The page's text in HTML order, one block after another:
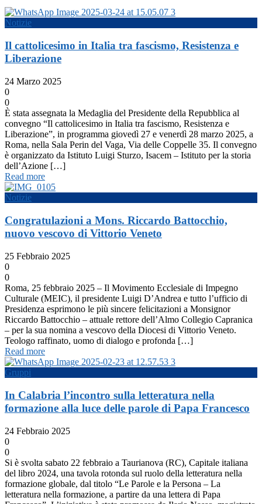
Notizie
Il cattolicesimo in Italia tra fascismo, Resistenza e
Liberazione
24 Marzo 2025
0
0
È stata assegnata la Medaglia del Presidente della Repubblica al
convegno “Il cattolicesimo in Italia tra fascismo, Resistenza e
Liberazione”, in programma giovedì 27 e venerdì 28 marzo 2025, a
Roma, nella Sala Perin del Vaga, Via delle Coppelle 35. Il convegno
è organizzato da Istituto Luigi Sturzo, Isacem – Istituto per la storia
dell’Azione […]
Read more
Notizie
Congratulazioni a Mons. Riccardo Battocchio,
nuovo vescovo di Vittorio Veneto
25 Febbraio 2025
0
0
Roma, 25 febbraio 2025 – Il Movimento Ecclesiale di Impegno
Culturale (MEIC), il presidente Luigi D’Andrea e tutto l’ufficio di
Presidenza esprimono le più sincere felicitazioni a Monsignor
Riccardo Battocchio – attuale rettore dell’Almo Collegio Capranica
– per la sua nomina a vescovo della Diocesi di Vittorio Veneto.
Teologo raffinato, uomo di dialogo e profonda […]
Read more
Gruppi
In Calabria l’incontro sulla letteratura nella
formazione alla luce delle parole di Papa Francesco
24 Febbraio 2025
0
0
Si è svolta sabato 22 febbraio a Taurianova (RC), Capitale italiana
del libro 2024, una tavola rotonda sul ruolo della letteratura nella
formazione globale, dal titolo “Le Parole e la Persona – La
letteratura nella formazione, a partire da una lettera di Papa